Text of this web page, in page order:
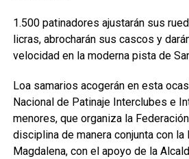
1.500 patinadores ajustarán sus
licras, abrocharán sus cascos y
velocidad en la moderna pista de
Loa samarios acogerán en esta
Nacional de Patinaje Interclubes e
menores, que organiza la
disciplina de manera conjunta con
Magdalena, con el apoyo de la